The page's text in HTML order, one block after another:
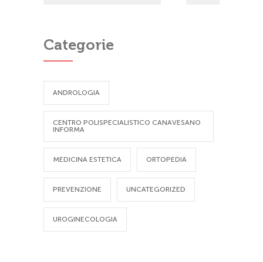
Categorie
ANDROLOGIA
CENTRO POLISPECIALISTICO CANAVESANO
INFORMA
MEDICINA ESTETICA ORTOPEDIA
PREVENZIONE UNCATEGORIZED
UROGINECOLOGIA